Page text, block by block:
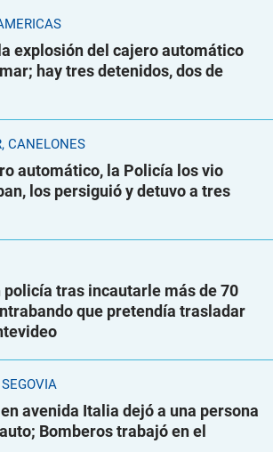
explosión del cajero automático
hay tres detenidos, dos de
CANELONES
automático, la Policía los vio
los persiguió y detuvo a tres
policía tras incautarle más de 70
que pretendía trasladar
avenida Italia dejó a una persona
Bomberos trabajó en el